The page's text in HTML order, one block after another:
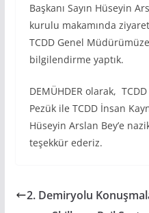
Başkanı Sayın Hüseyin
kurulu makamında
TCDD Genel
bilgilendirme yaptık.
DEMÜHDER olarak,
Pezük ile TCDD İnsan
Hüseyin Arslan Bey’e
teşekkür ederiz.
2. Demiryolu